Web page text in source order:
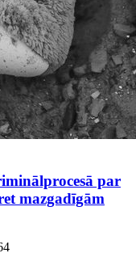
par
mazgadīgām
4